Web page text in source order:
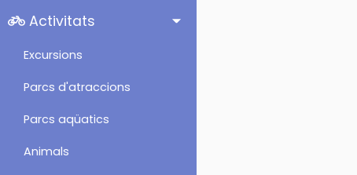
Activitats
Excursions
Parcs d'atraccions
Parcs aqüatics
Animals